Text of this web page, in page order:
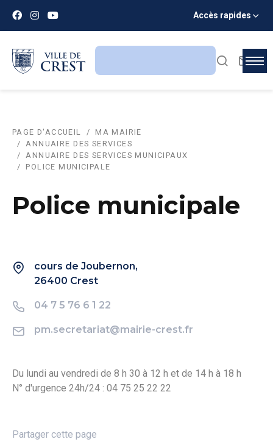
Accès rapides
PAGE D'ACCUEIL
MA MAIRIE
ANNUAIRE DES SERVICES
ANNUAIRE DES SERVICES MUNICIPAUX
POLICE MUNICIPALE
Police municipale
cours de Joubernon,
26400 Crest
04 7 5 76 6 1 22
pm.secretariat@mairie-crest.fr
Du lundi au vendredi de 8 h 30 à 12 h et de 14 h à 18 h
N° d'urgence 24h/24 : 04 75 25 22 22
Partager cette page